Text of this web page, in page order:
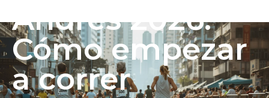
Andrés 2026:
Cómo empezar
a correr